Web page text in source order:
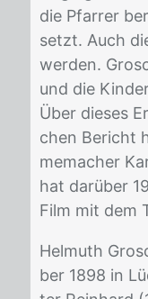
die Pfar­rer
setzt. Auch
wer­den.
und die
Über die­ses
chen Be­richt
me­ma­cher
hat dar­über
Film mit dem
Hel­muth
ber 1898 in